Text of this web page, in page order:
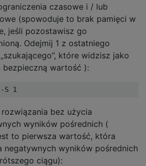
czasowe i / lub
(spowoduje to brak pamięci w
jeśli pozostawisz go
Odejmij 1 z ostatniego
które widzisz jako
bezpieczną wartość ):
rozwiązania bez użycia
wyników pośrednich (
to pierwsza wartość, która
negatywnych wyników pośrednich
ciągu):